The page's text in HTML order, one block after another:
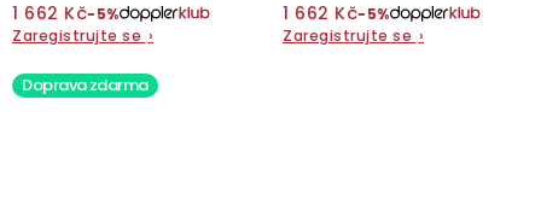
1 662 Kč−5%
Zaregistrujte se ›
1 662 Kč−5%
Zaregistrujte se ›
Doprava zdarma